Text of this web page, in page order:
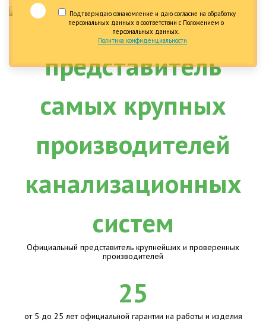
Подтверждаю ознакомление и даю согласие на обработку
персональных данных в соответствии с Положением о
персональных данных.
Политика конфиденциальности
Официальный представитель крупнейших и проверенных
производителей
25
от 5 до 25 лет официальной гарантии на работы и изделия